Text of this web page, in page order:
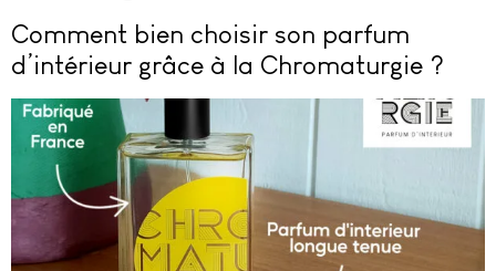
Comment bien choisir son parfum
d’intérieur grâce à la Chromaturgie ?